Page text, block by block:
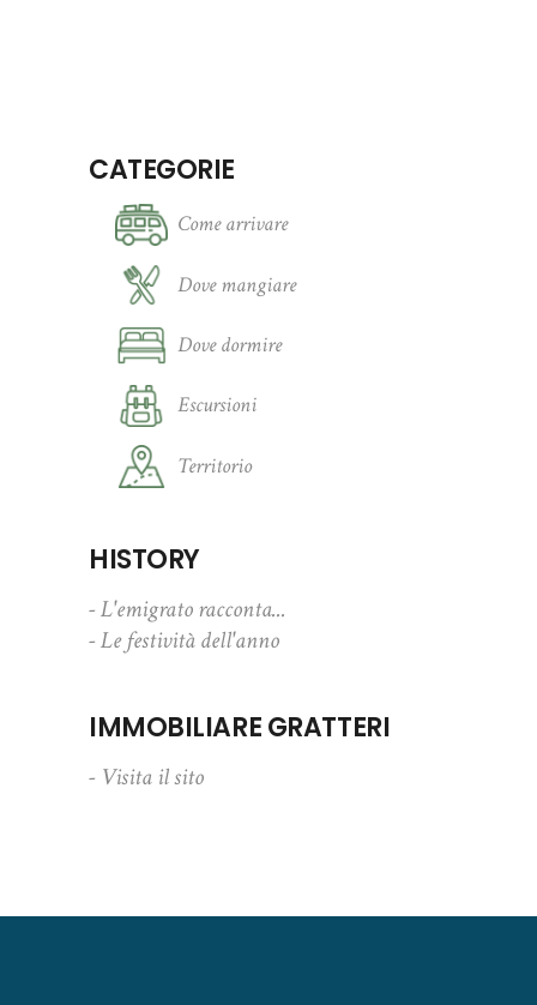
CATEGORIE
Come arrivare
Dove mangiare
Dove dormire
Escursioni
Territorio
HISTORY
- L'emigrato racconta...
- Le festività dell'anno
IMMOBILIARE GRATTERI
- Visita il sito